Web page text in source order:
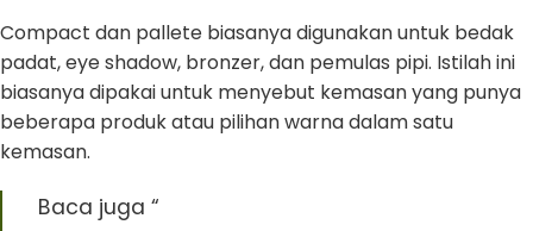
Compact dan pallete biasanya digunakan untuk bedak
padat, eye shadow, bronzer, dan pemulas pipi. Istilah ini
biasanya dipakai untuk menyebut kemasan yang punya
beberapa produk atau pilihan warna dalam satu
kemasan.
Baca juga “